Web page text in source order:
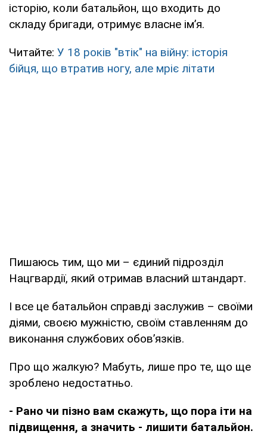
історію, коли батальйон, що входить до
складу бригади, отримує власне ім’я.
Читайте: У 18 років "втік" на війну: історія
бійця, що втратив ногу, але мріє літати
Пишаюсь тим, що ми – єдиний підрозділ
Нацгвардії, який отримав власний штандарт.
І все це батальйон справді заслужив – своїми
діями, своєю мужністю, своїм ставленням до
виконання службових обов’язків.
Про що жалкую? Мабуть, лише про те, що ще
зроблено недостатньо.
- Рано чи пізно вам скажуть, що пора іти на
підвищення, а значить - лишити батальйон.